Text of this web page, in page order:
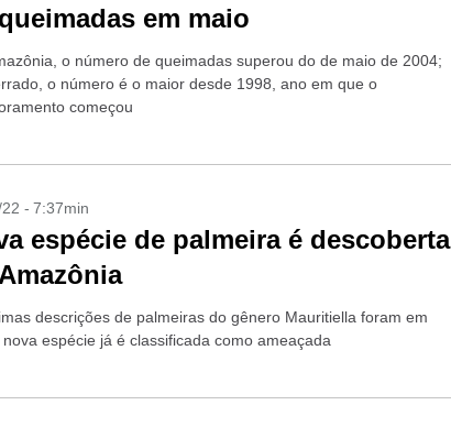
em maio
o número de queimadas superou do de maio de 2004;
o número é o maior desde 1998, ano em que o
começou
- 7:37min
espécie de palmeira é descoberta
descrições de palmeiras do gênero Mauritiella foram em
nova espécie já é classificada como ameaçada